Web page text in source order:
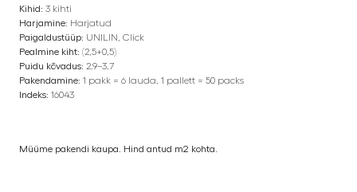
Kihid: 3 kihti
Harjamine: Harjatud
Paigaldustüüp: UNILIN, Click
Pealmine kiht: (2,5+0,5)
Puidu kõvadus: 2.9–3.7
Pakendamine: 1 pakk = 6 lauda, 1 pallett = 50 packs
Indeks: 16043
Müüme pakendi kaupa. Hind antud m2 kohta.